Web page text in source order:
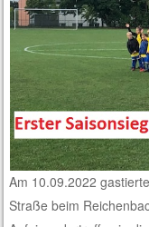
Am 10.09.2022
Straße beim